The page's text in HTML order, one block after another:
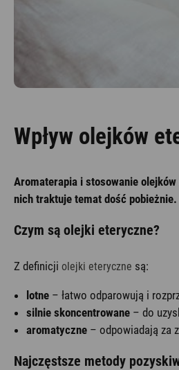
Wpływ olejków
Aromaterapia i stosowanie
nich traktuje temat dość
Czym są olejki eteryczne?
Z definicji olejki eteryczne są:
lotne – łatwo odparowują i
silnie skoncentrowane – do
aromatyczne – odpowiadają za
Najczęstsze metody